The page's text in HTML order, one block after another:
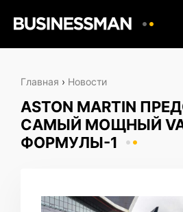
Главная › Новости
ASTON MARTIN
САМЫЙ МОЩНЫЙ
ФОРМУЛЫ-1